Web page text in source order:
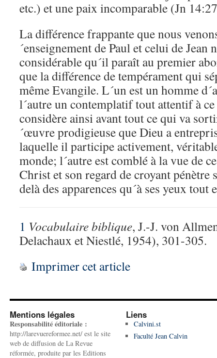
etc.) et une paix incomparable (Jn
La différence frappante que nous
´enseignement de Paul et celui de Jean
considérable qu´il paraît au premier
que la différence de tempérament qui
même Evangile. L´un est un homme
l´autre un contemplatif tout attentif à
considère ainsi avant tout ce qui va
´œuvre prodigieuse que Dieu a
laquelle il participe activement,
monde; l´autre est comblé à la vue de
Christ et son regard de croyant pénètre
delà des apparences qu´à ses yeux tout
1 Vocabulaire biblique, J.-J. von
Delachaux et Niestlé, 1954), 301-305.
Imprimer cet article
Mentions légales
Responsabilité éditoriale :
http://larevuereformee.net/ est le site
web de diffusion de La Revue
réformée, produite par les Editions
Liens
Calvini.st
Faculté Jean Calvin